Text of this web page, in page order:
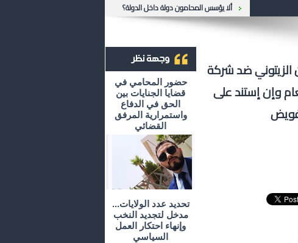
ألا يؤسس المحامون دولة داخل الدولة؟
حضور المحامي في
قضايا الجنايات بين
الحق في الدفاع
واستمرارية المرفق
القضائي
تحديد عدد الولايات...
مدخل لتجديد النخب
وإنهاء احتكار العمل
السياسي
الزيتوني ضد شركة
وإن إستند على